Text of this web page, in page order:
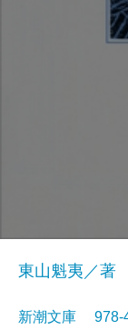
東山魁夷／著
新潮文庫 978-